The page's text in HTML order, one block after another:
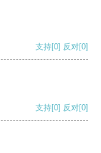
支持[0] 反对[0]
支持[0] 反对[0]